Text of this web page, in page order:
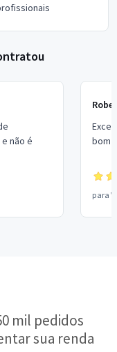
não é
bom
para
mil pedidos
sua renda